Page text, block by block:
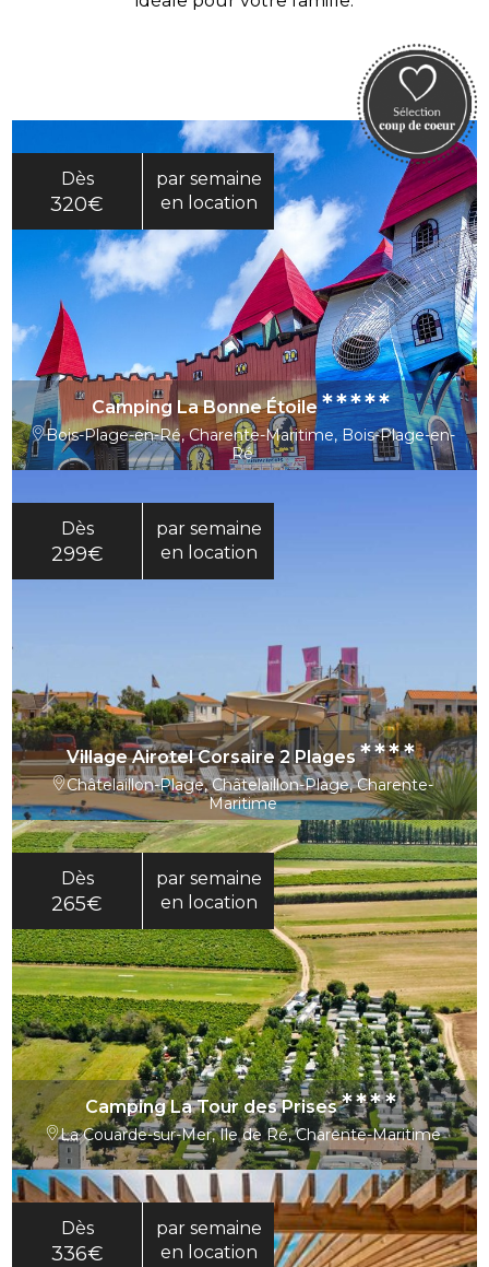
Dès
320€
par semaine
en location
Camping La Bonne Étoile*****
Bois-Plage-en-Ré, Charente-Maritime, Bois-Plage-en-
Ré
Dès
299€
par semaine
en location
Village Airotel Corsaire 2 Plages****
Châtelaillon-Plage, Châtelaillon-Plage, Charente-
Maritime
Dès
265€
par semaine
en location
Camping La Tour des Prises****
La Couarde-sur-Mer, Ile de Ré, Charente-Maritime
Dès
336€
par semaine
en location